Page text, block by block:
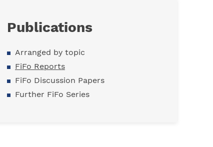
Publications
Arranged by topic
FiFo Reports
FiFo Discussion Papers
Further FiFo Series